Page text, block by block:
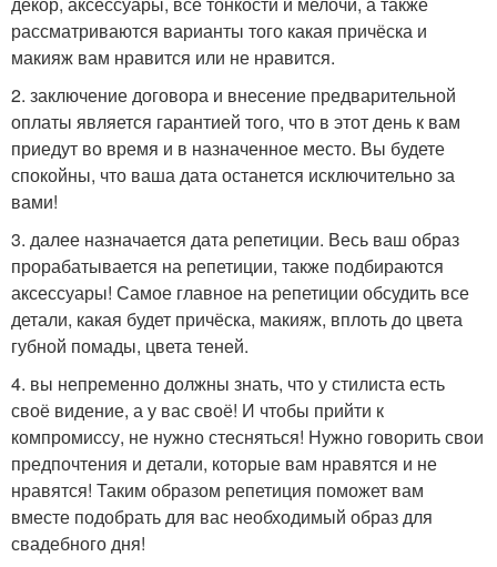
рассматриваются варианты того какая причёска и
макияж вам нравится или не нравится.
2. заключение договора и внесение предварительной
оплаты является гарантией того, что в этот день к вам
приедут во время и в назначенное место. Вы будете
спокойны, что ваша дата останется исключительно за
вами!
3. далее назначается дата репетиции. Весь ваш образ
прорабатывается на репетиции, также подбираются
аксессуары! Самое главное на репетиции обсудить все
детали, какая будет причёска, макияж, вплоть до цвета
губной помады, цвета теней.
4. вы непременно должны знать, что у стилиста есть
своё видение, а у вас своё! И чтобы прийти к
компромиссу, не нужно стесняться! Нужно говорить свои
предпочтения и детали, которые вам нравятся и не
нравятся! Таким образом репетиция поможет вам
вместе подобрать для вас необходимый образ для
свадебного дня!